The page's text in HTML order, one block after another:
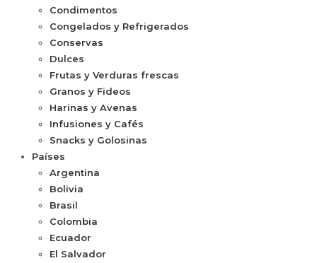
Condimentos
Congelados y Refrigerados
Conservas
Dulces
Frutas y Verduras frescas
Granos y Fideos
Harinas y Avenas
Infusiones y Cafés
Snacks y Golosinas
Países
Argentina
Bolivia
Brasil
Colombia
Ecuador
El Salvador